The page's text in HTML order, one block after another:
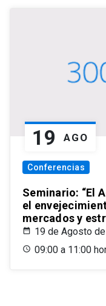
19 AGO
Conferencias
Seminario: “El
el
mercados y
19 de Agosto
09:00 a 11:00